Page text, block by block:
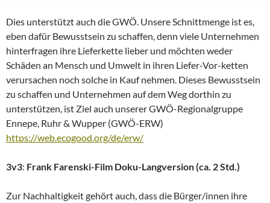
Dies unterstützt auch die GWÖ. Unsere Schnittmenge ist es,
eben dafür Bewusstsein zu schaffen, denn viele Unternehmen
hinterfragen ihre Lieferkette lieber und möchten weder
Schäden an Mensch und Umwelt in ihren Liefer-Vor-ketten
verursachen noch solche in Kauf nehmen. Dieses Bewusstsein
zu schaffen und Unternehmen auf dem Weg dorthin zu
unterstützen, ist Ziel auch unserer GWÖ-Regionalgruppe
Ennepe, Ruhr & Wupper (GWÖ-ERW)
https://web.ecogood.org/de/erw/
3v3: Frank Farenski-Film Doku-Langversion (ca. 2 Std.)
Zur Nachhaltigkeit gehört auch, dass die Bürger/innen ihre